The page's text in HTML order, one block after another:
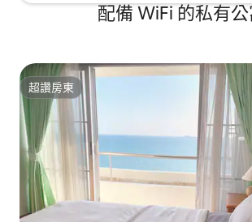
配備 WiFi 的私有
超讚房東
超讚房東